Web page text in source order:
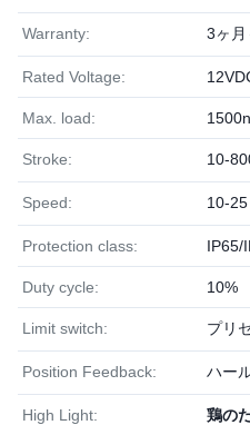
Warranty: 3ヶ
Rated Voltage:
Max. load: 1500n
Stroke: 10-
Speed: 10-
Protection class: IP65/
Duty cycle: 10%
Limit switch: プリ
Position Feedback: ハー
High Light:
鶏の